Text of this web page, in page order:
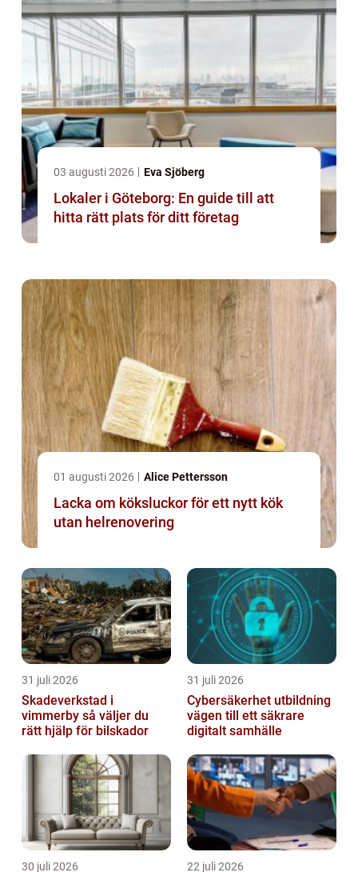
03 augusti 2026 Eva Sjöberg
Lokaler i Göteborg: En guide till att
hitta rätt plats för ditt företag
01 augusti 2026 Alice Pettersson
Lacka om köksluckor för ett nytt kök
utan helrenovering
31 juli 2026
Skadeverkstad i
vimmerby så väljer du
rätt hjälp för bilskador
31 juli 2026
Cybersäkerhet utbildning
vägen till ett säkrare
digitalt samhälle
30 juli 2026 22 juli 2026